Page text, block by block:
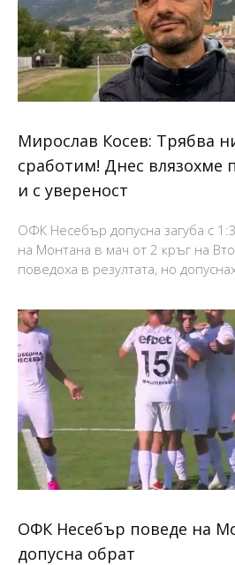
Мирослав Косев: Трябва
сработим! Днес влязохме
и с увереност
ОФК Несебър допусна загуба с
на Монтана в мач от 2 кръг на
поведоха в резултата, но
ОФК Несебър поведе на
допусна обрат